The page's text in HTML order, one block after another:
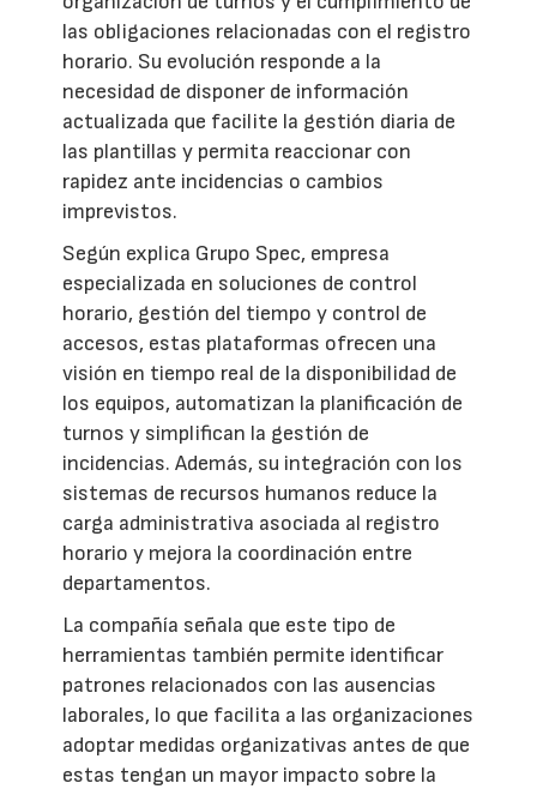
las obligaciones relacionadas con el registro
horario. Su evolución responde a la
necesidad de disponer de información
actualizada que facilite la gestión diaria de
las plantillas y permita reaccionar con
rapidez ante incidencias o cambios
imprevistos.
Según explica Grupo Spec, empresa
especializada en soluciones de control
horario, gestión del tiempo y control de
accesos, estas plataformas ofrecen una
visión en tiempo real de la disponibilidad de
los equipos, automatizan la planificación de
turnos y simplifican la gestión de
incidencias. Además, su integración con los
sistemas de recursos humanos reduce la
carga administrativa asociada al registro
horario y mejora la coordinación entre
departamentos.
La compañía señala que este tipo de
herramientas también permite identificar
patrones relacionados con las ausencias
laborales, lo que facilita a las organizaciones
adoptar medidas organizativas antes de que
estas tengan un mayor impacto sobre la